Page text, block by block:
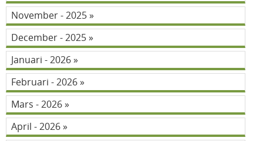
November - 2025
December - 2025
Januari - 2026
Februari - 2026
Mars - 2026
April - 2026